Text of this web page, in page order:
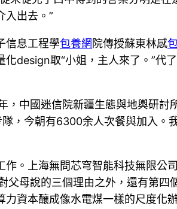
入出去。”
信息工程學包養網 院傳授蘇東林感
design取“小姐，主人來了。”代
，中國迷信院新疆生態與地輿研
，今朝有6300余人次餐與加入。
作。上海無問芯穹智能科技無限
父母說的三個理由之外，還有第
資本釀成像水電煤一樣的尺度化